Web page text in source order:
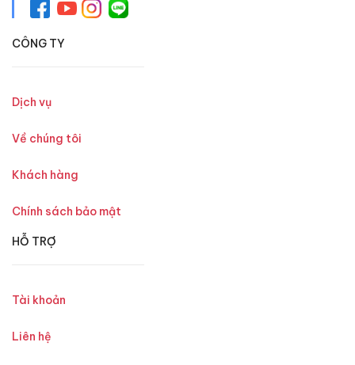
CÔNG TY
Dịch vụ
Về chúng tôi
Khách hàng
Chính sách bảo mật
HỖ TRỢ
Tài khoản
Liên hệ